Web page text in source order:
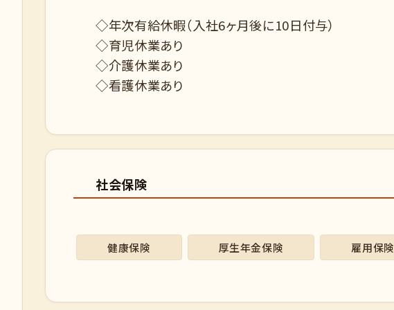
◇年次有給休暇（入社6ヶ月後に10日付与）
◇育児休業あり
◇介護休業あり
◇看護休業あり
社会保険
健康保険 厚生年金保険 雇用保険